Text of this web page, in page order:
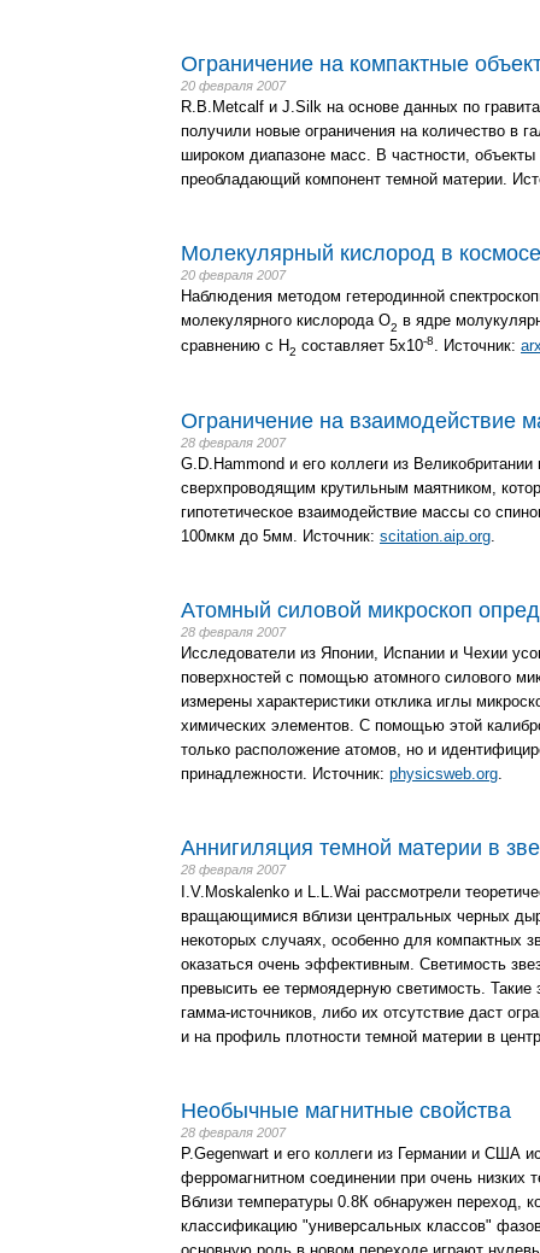
Ограничение на компактные
20 февраля 2007
R.B.Metcalf и J.Silk на основе данных по
получили новые ограничения на количество в
широком диапазоне масс. В частности,
преобладающий компонент темной материи.
Молекулярный кислород в космосе
20 февраля 2007
Наблюдения методом гетеродинной
молекулярного кислорода O2 в ядре
сравнению с H2 составляет 5x10-8. Источник:
Ограничение на взаимодействие
28 февраля 2007
G.D.Hammond и его коллеги из
сверхпроводящим крутильным маятником,
гипотетическое взаимодействие массы со
100мкм до 5мм. Источник: scitation.aip.org.
Атомный силовой микроскоп
28 февраля 2007
Исследователи из Японии, Испании и Чехии
поверхностей с помощью атомного силового
измерены характеристики отклика иглы
химических элементов. С помощью этой
только расположение атомов, но и
принадлежности. Источник: physicsweb.org.
Аннигиляция темной материи в
28 февраля 2007
I.V.Moskalenko и L.L.Wai рассмотрели
вращающимися вблизи центральных черных
некоторых случаях, особенно для компактных
оказаться очень эффективным. Светимость
превысить ее термоядерную светимость.
гамма-источников, либо их отсутствие даст
и на профиль плотности темной материи в
Необычные магнитные свойства
28 февраля 2007
P.Gegenwart и его коллеги из Германии и США
ферромагнитном соединении при очень низких
Вблизи температуры 0.8К обнаружен переход,
классификацию "универсальных классов"